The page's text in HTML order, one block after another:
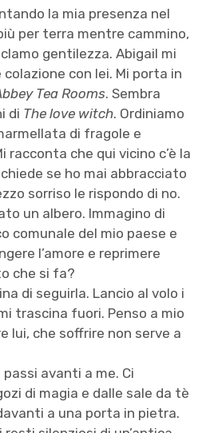
la mia presenza nel
per terra mentre cammino,
gentilezza. Abigail mi
con lei. Mi porta in
Tea Rooms. Sembra
di The love witch. Ordiniamo
di fragole e
racconta che qui vicino c’è la
se ho mai abbracciato
sorriso le rispondo di no.
un albero. Immagino di
comunale del mio paese e
l’amore e reprimere
che si fa?
di seguirla. Lancio al volo i
trascina fuori. Penso a mio
lui, che soffrire non serve a
avanti a me. Ci
di magia e dalle sale da tè
a una porta in pietra.